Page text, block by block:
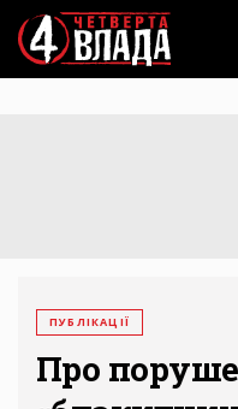
Перейти
до
основного
вмісту
ПУБЛІКАЦІЇ
Про